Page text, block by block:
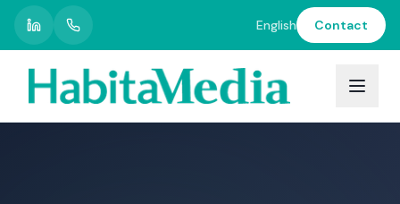
English Contact
Restons
en
contact